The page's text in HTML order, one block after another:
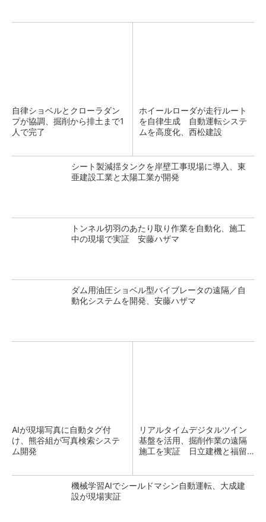
自律ショベルとクローラダン
プが協調、掘削から排土まで1
人で完了
ホイールローダが走行ルート
を自律生成 自動運転システ
ムを高度化、西松建設
シート製減揺タンクを岸壁工事現場に導入、東
亜建設工業と太陽工業が開発
トンネル切羽のあたり取り作業を自動化、施工
中の現場で実証 安藤ハザマ
ダム用油圧ショベル型バイブレータの遠隔／自
動化システムを開発、安藤ハザマ
AIが現場写真に自動タグ付
け、熊谷組が写真検索システ
ム開発
リアルタイムデジタルツイン
基盤を活用、掘削作業の遠隔
施工を実証 日立建機と福留
機械学習AIでシールドマシン自動運転、大成建
設が現場実証